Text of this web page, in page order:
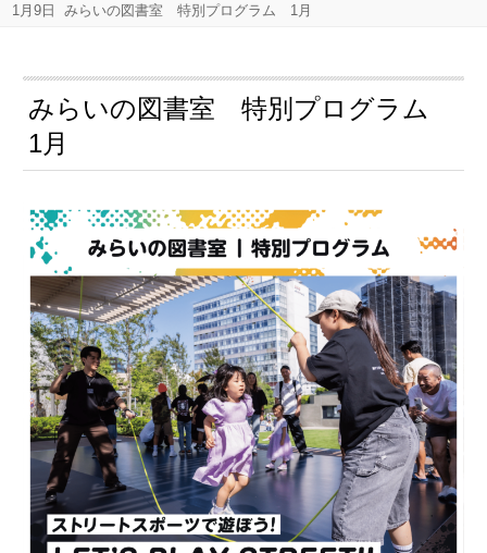
1月9日 みらいの図書室 特別プログラム 1月
みらいの図書室 特別プログラム
1月